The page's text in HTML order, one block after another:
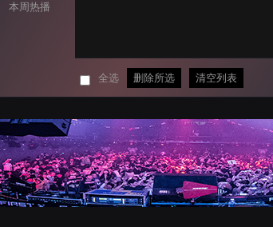
本周热播
全选 删除所选 清空列表